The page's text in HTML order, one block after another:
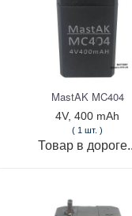
MastAK MC404
4V, 400 mAh
( 1 шт. )
Товар в